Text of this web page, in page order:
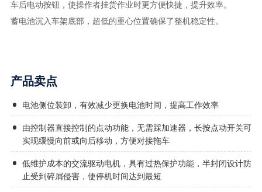
车后电动按钮，使操作者挂货作业时更方便快捷，提升效率。
蓄电池沉入车架底部，超低的重心位置确保了整机稳定性。
产品卖点
电池侧位装卸，有效减少更换电池时间，提高工作效率
由控制器直接控制的点动功能，无需踩加速器，长按点动开关可
实现缓慢向前或向后移动，方便对接拖车
低维护成本的交流驱动电机，具有过热保护功能，半封闭设计防
止受到碎屑侵害，使停机时间达到最短